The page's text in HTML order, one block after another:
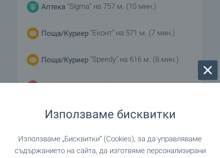
Аптека "Sigma" на 757 м. (10 мин.)
Поща/Куриер "Еконт" на 571 м. (7 мин.)
Поща/Куриер "Speedy" на 616 м. (8 мин.)
"Magic Beauty Salon - Салон
ЗАВЕДЕНИЯ
Използваме бисквитки
Използваме „Бисквитки“ (Cookies), за да управляваме
съдържанието на сайта, да изготвяме персонализирани